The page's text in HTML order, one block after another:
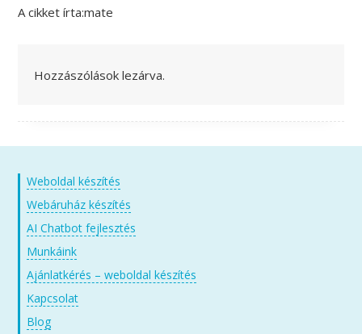
A cikket írta:mate
Hozzászólások lezárva.
Weboldal készítés
Webáruház készítés
AI Chatbot fejlesztés
Munkáink
Ajánlatkérés – weboldal készítés
Kapcsolat
Blog